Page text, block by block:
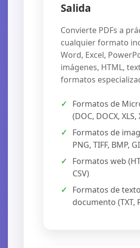
Salida
Convierte PDFs a
cualquier formato
Word, Excel,
imágenes, HTML,
formatos
Formatos de
(DOC, DOCX, XLS,
Formatos de
PNG, TIFF, BMP,
Formatos web
CSV)
Formatos de
documento (TXT,